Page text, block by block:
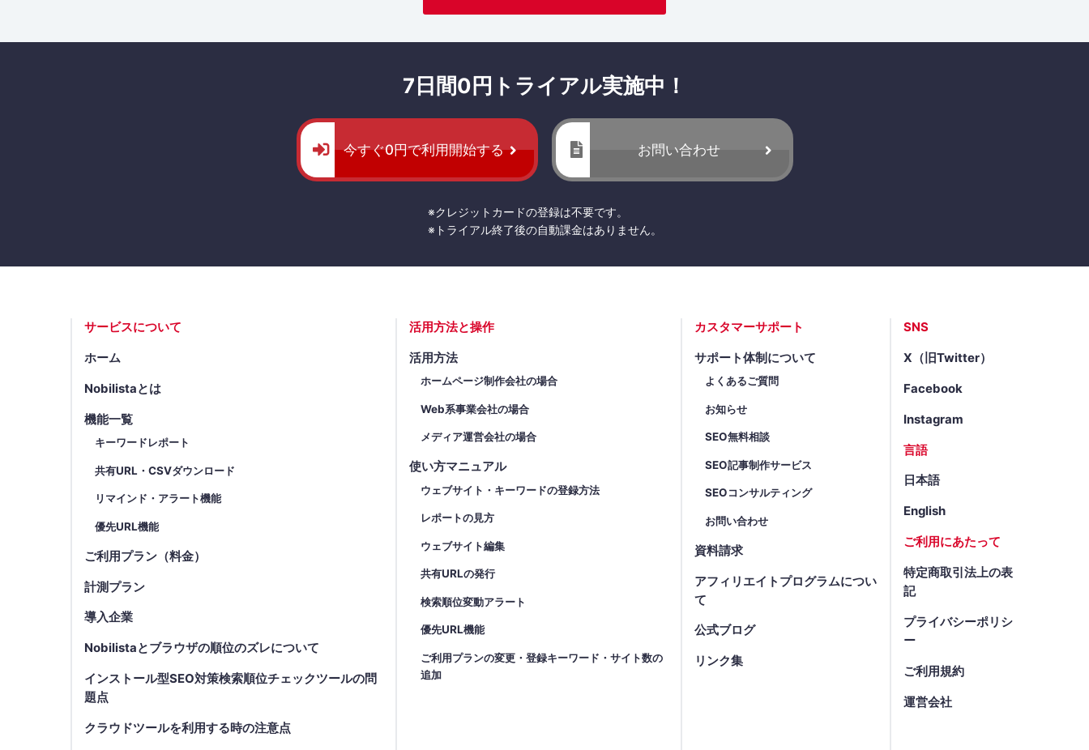
7日間0円トライアル実施中！
今すぐ0円で利用開始する お問い合わせ
※クレジットカードの登録は不要です。
※トライアル終了後の自動課金はありません。
サービスについて
ホーム
Nobilistaとは
機能一覧
キーワードレポート
共有URL・CSVダウンロード
リマインド・アラート機能
優先URL機能
ご利用プラン（料金）
計測プラン
導入企業
Nobilistaとブラウザの順位のズレについて
インストール型SEO対策検索順位チェックツールの問
題点
クラウドツールを利用する時の注意点
活用方法と操作
活用方法
ホームページ制作会社の場合
Web系事業会社の場合
メディア運営会社の場合
使い方マニュアル
ウェブサイト・キーワードの登録方法
レポートの見方
ウェブサイト編集
共有URLの発行
検索順位変動アラート
優先URL機能
ご利用プランの変更・登録キーワード・サイト数の
追加
カスタマーサポート
サポート体制について
よくあるご質問
お知らせ
SEO無料相談
SEO記事制作サービス
SEOコンサルティング
お問い合わせ
資料請求
アフィリエイトプログラムについ
て
公式ブログ
リンク集
SNS
X（旧Twitter）
Facebook
Instagram
言語
日本語
English
ご利用にあたって
特定商取引法上の表
記
プライバシーポリシ
ー
ご利用規約
運営会社